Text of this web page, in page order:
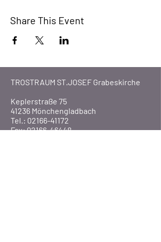
Share This Event
TROSTRAUM ST.JOSEF Grabeskirche
Keplerstraße 75
41236 Mönchengladbach
Tel.: 02166-41172
Fax: 02166-46448